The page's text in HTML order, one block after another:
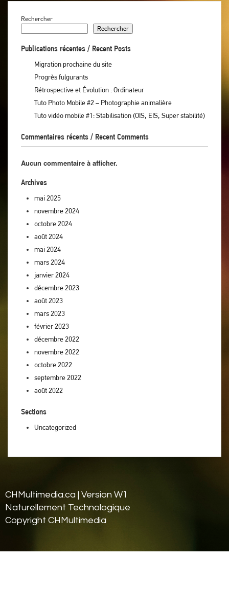
Rechercher
Rechercher
Publications récentes / Recent Posts
Migration prochaine du site
Progrès fulgurants
Rétrospective et Évolution : Ordinateur
Tuto Photo Mobile #2 – Photographie animalière
Tuto vidéo mobile #1: Stabilisation (OIS, EIS, Super stabilité)
Commentaires récents / Recent Comments
Aucun commentaire à afficher.
Archives
mai 2025
novembre 2024
octobre 2024
août 2024
mai 2024
mars 2024
janvier 2024
décembre 2023
août 2023
mars 2023
février 2023
décembre 2022
novembre 2022
octobre 2022
septembre 2022
août 2022
Sections
Uncategorized
CHMultimedia.ca | Version W1
Naturellement Technologique
Copyright CHMultimedia